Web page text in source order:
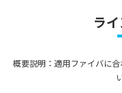
ラ
概要説明：適用ファイバに